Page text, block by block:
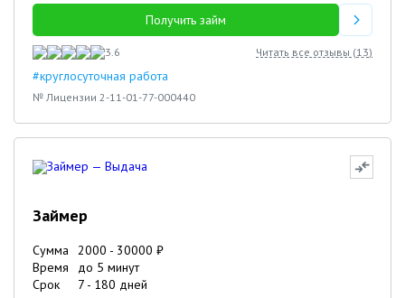
Получить займ
3.6 Читать все отзывы (13)
#круглосуточная работа
№ Лицензии 2-11-01-77-000440
Займер
Сумма 2000 - 30000 ₽
Время
до 5 минут
Срок
7 - 180 дней